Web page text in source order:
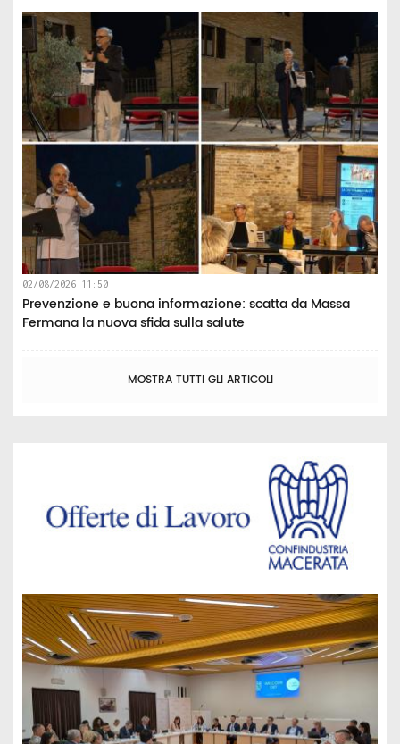
02/08/2026 11:50
Prevenzione e buona informazione: scatta da Massa
Fermana la nuova sfida sulla salute
MOSTRA TUTTI GLI ARTICOLI